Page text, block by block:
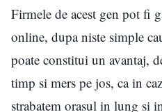
Firmele de acest gen pot fi
online, dupa niste simple
poate constitui un avantaj,
timp si mers pe jos, ca in
strabatem orasul in lung si